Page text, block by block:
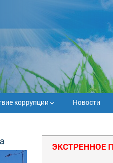
коррупции Новости
ЭКСТРЕННОЕ